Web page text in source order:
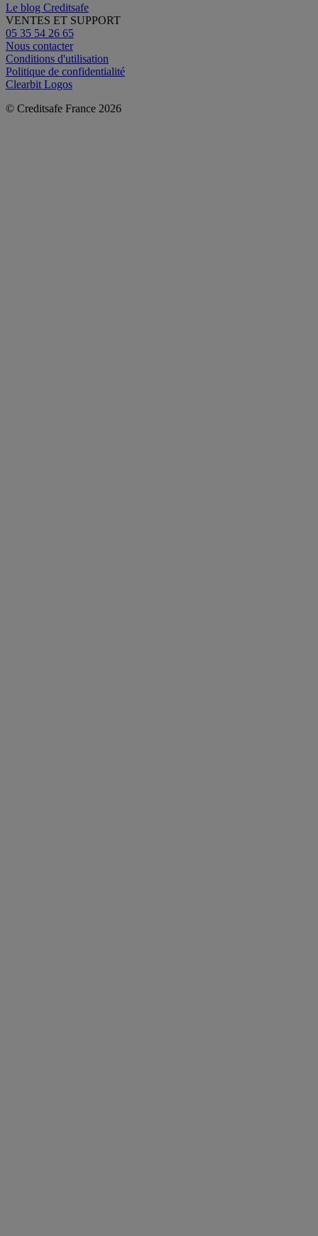
Le blog Creditsafe
VENTES ET SUPPORT
05 35 54 26 65
Nous contacter
Conditions d'utilisation
Politique de confidentialité
Clearbit Logos
© Creditsafe France 2026